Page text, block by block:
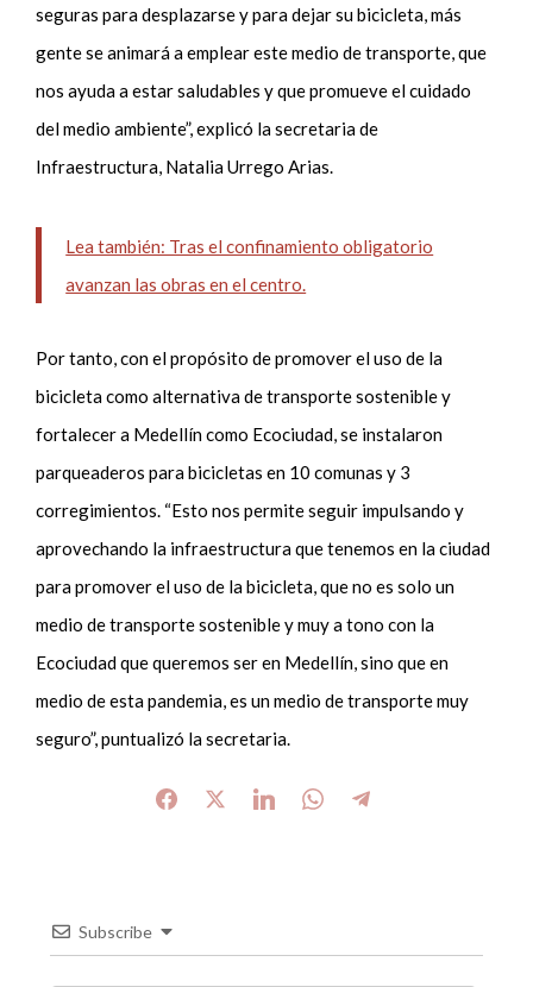
seguras para desplazarse y para dejar su bicicleta, más
gente se animará a emplear este medio de transporte, que
nos ayuda a estar saludables y que promueve el cuidado
del medio ambiente”, explicó la secretaria de
Infraestructura, Natalia Urrego Arias.
Lea también: Tras el confinamiento obligatorio
avanzan las obras en el centro.
Por tanto, con el propósito de promover el uso de la
bicicleta como alternativa de transporte sostenible y
fortalecer a Medellín como Ecociudad, se instalaron
parqueaderos para bicicletas en 10 comunas y 3
corregimientos. “Esto nos permite seguir impulsando y
aprovechando la infraestructura que tenemos en la ciudad
para promover el uso de la bicicleta, que no es solo un
medio de transporte sostenible y muy a tono con la
Ecociudad que queremos ser en Medellín, sino que en
medio de esta pandemia, es un medio de transporte muy
seguro”, puntualizó la secretaria.
Subscribe